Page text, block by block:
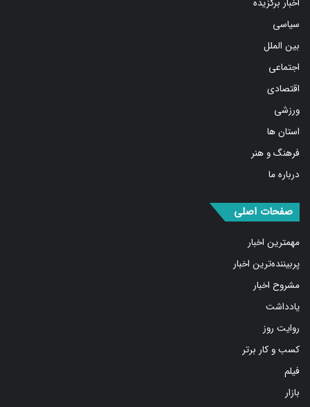
سیاسی
بین الملل
اجتماعی
اقتصادی
ورزشی
استان ها
فرهنگ و هنر
درباره ما
مهمترین اخبار
پربیننده‌ترین اخبار
مشروح اخبار
یادداشت
روایت روز
کسب و کار برتر
فیلم
بازار
عکس و طرح و کاریکاتور